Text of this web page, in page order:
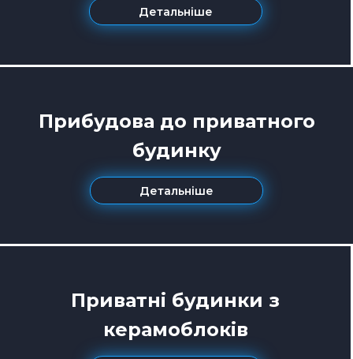
Детальніше
Прибудова до приватного
будинку
Детальніше
Приватні будинки з
керамоблоків